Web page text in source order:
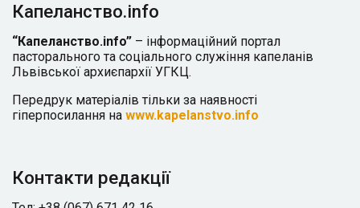
Капеланство.info
“Капеланство.info” – інформаційний портал
пасторального та соціального служіння капеланів
Львівської архиєпархії УГКЦ.
Передрук матеріалів тільки за наявності
гіперпосилання на www.kapelanstvo.info
Контакти редакції